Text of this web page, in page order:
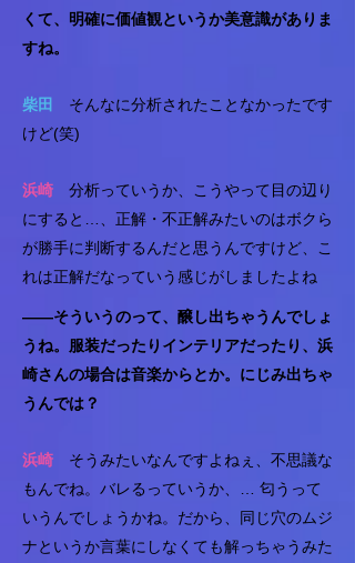
くて、明確に価値観というか美意識がありま
すね。
柴田
そんなに分析されたことなかったです
けど(笑)
浜崎 分析っていうか、こうやって目の辺り
にすると…、正解・不正解みたいのはボクら
が勝手に判断するんだと思うんですけど、こ
れは正解だなっていう感じがしましたよね
――そういうのって、醸し出ちゃうんでしょ
うね。服装だったりインテリアだったり、浜
崎さんの場合は音楽からとか。にじみ出ちゃ
うんでは？
浜崎 そうみたいなんですよねぇ、不思議な
もんでね。バレるっていうか、… 匂うって
いうんでしょうかね。だから、同じ穴のムジ
ナというか言葉にしなくても解っちゃうみた